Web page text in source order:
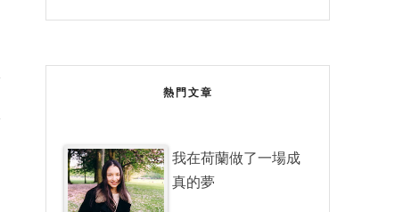
熱門文章
我在荷蘭做了一場成
真的夢